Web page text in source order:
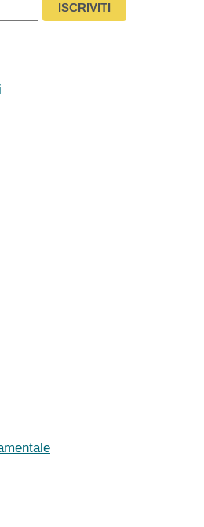
ISCRIVITI